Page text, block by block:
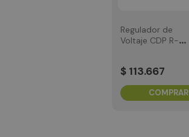
Regulador de
Voltaje CDP R-
$ 113.667
COMPRAR